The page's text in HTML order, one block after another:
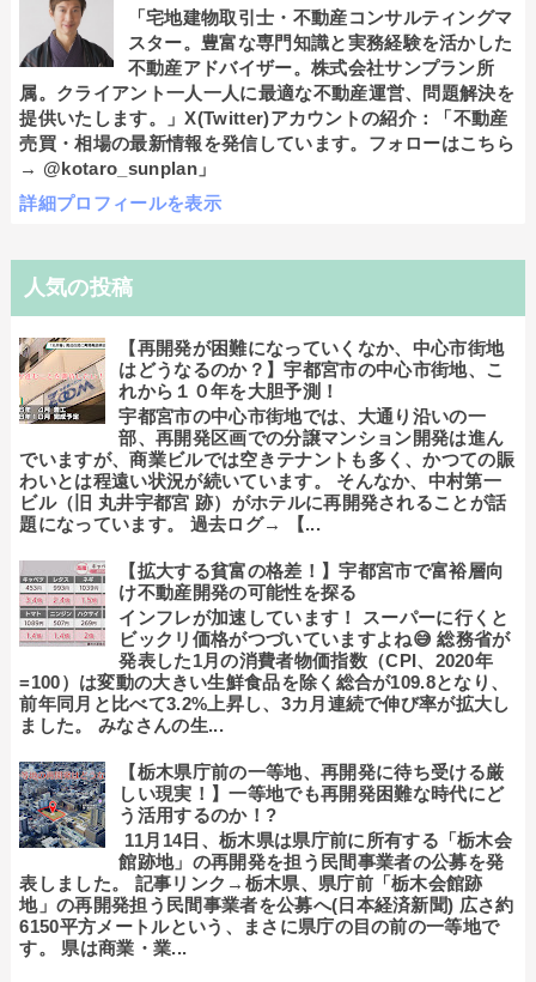
「宅地建物取引士・不動産コンサルティングマ
スター。豊富な専門知識と実務経験を活かした
不動産アドバイザー。株式会社サンプラン所
属。クライアント一人一人に最適な不動産運営、問題解決を
提供いたします。」X(Twitter)アカウントの紹介：「不動産
売買・相場の最新情報を発信しています。フォローはこちら
→ @kotaro_sunplan」
詳細プロフィールを表示
人気の投稿
【再開発が困難になっていくなか、中心市街地
はどうなるのか？】宇都宮市の中心市街地、こ
れから１０年を大胆予測！
宇都宮市の中心市街地では、大通り沿いの一
部、再開発区画での分譲マンション開発は進ん
でいますが、商業ビルでは空きテナントも多く、かつての賑
わいとは程遠い状況が続いています。 そんなか、中村第一
ビル（旧 丸井宇都宮 跡）がホテルに再開発されることが話
題になっています。 過去ログ→ 【...
【拡大する貧富の格差！】宇都宮市で富裕層向
け不動産開発の可能性を探る
インフレが加速しています！ スーパーに行くと
ビックリ価格がつづいていますよね😅 総務省が
発表した1月の消費者物価指数（CPI、2020年
=100）は変動の大きい生鮮食品を除く総合が109.8となり、
前年同月と比べて3.2%上昇し、3カ月連続で伸び率が拡大し
ました。 みなさんの生...
【栃木県庁前の一等地、再開発に待ち受ける厳
しい現実！】一等地でも再開発困難な時代にど
う活用するのか！?
11月14日、栃木県は県庁前に所有する「栃木会
館跡地」の再開発を担う民間事業者の公募を発
表しました。 記事リンク→栃木県、県庁前「栃木会館跡
地」の再開発担う民間事業者を公募へ(日本経済新聞) 広さ約
6150平方メートルという、まさに県庁の目の前の一等地で
す。 県は商業・業...